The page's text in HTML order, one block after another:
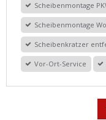
Scheibenmontage
Scheibenmontage
Scheibenkratzer
Vor-Ort-Service